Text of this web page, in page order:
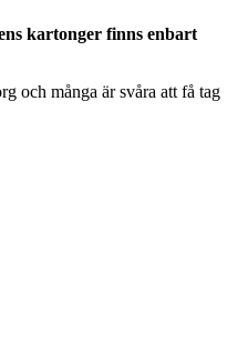
kartonger finns enbart
och många är svåra att få tag